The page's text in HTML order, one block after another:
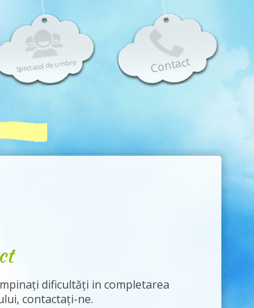
Spectacol de umbre Contact
dificultăți in completarea
contactați-ne.